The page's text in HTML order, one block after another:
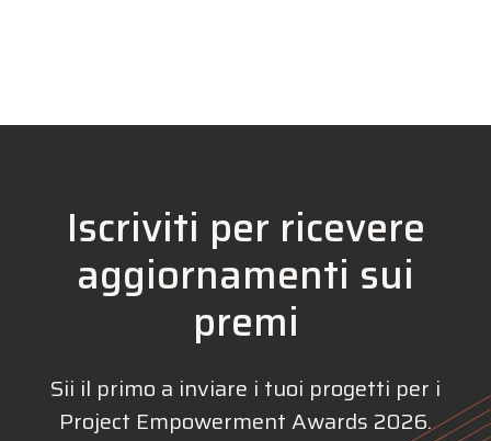
Iscriviti per ricevere
aggiornamenti sui
premi
Sii il primo a inviare i tuoi progetti per i
Project Empowerment Awards 2026.